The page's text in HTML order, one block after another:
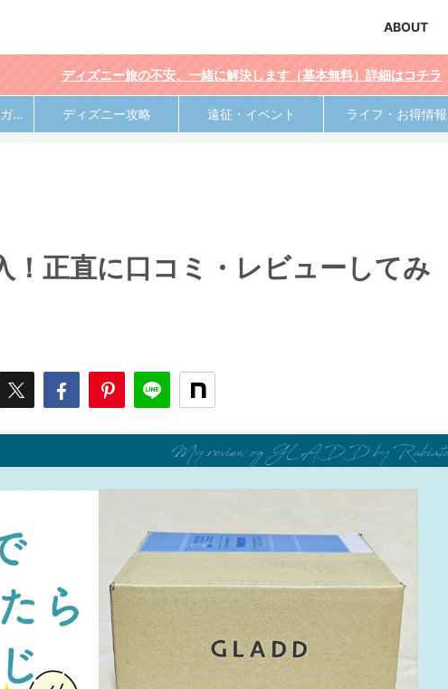
ABOUT
ディズニー旅の不安、一緒に解決します（基本無料）詳細はコチラ
ディズニー旅相談ガイド ディズニー攻略 遠征・イベント ライフ・お得情報
！正直に口コミ・レビューしてみ